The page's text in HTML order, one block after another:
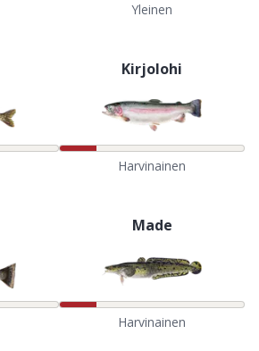
Yleinen
Kirjolohi
Harvinainen
Made
Harvinainen